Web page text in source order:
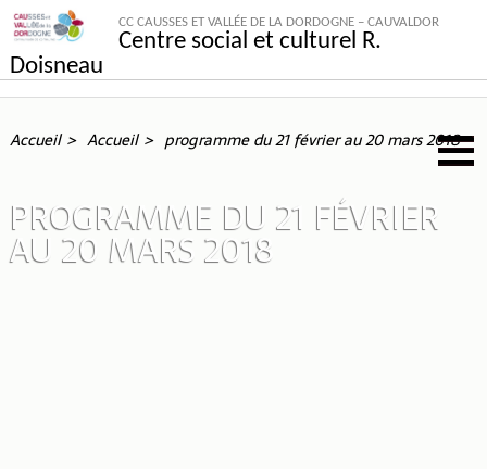
CC CAUSSES ET VALLÉE DE LA DORDOGNE – CAUVALDOR
Centre social et culturel R.
Doisneau
Accueil Accueil programme du 21 février au 20 mars 2018
PROGRAMME DU 21 FÉVRIER
AU 20 MARS 2018